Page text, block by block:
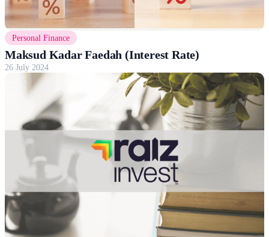
Personal Finance
Maksud Kadar Faedah (Interest Rate)
26 July 2024